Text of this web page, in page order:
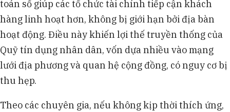
toán số giúp các tổ chức tài chính tiếp cận khách
hàng linh hoạt hơn, không bị giới hạn bởi địa bàn
hoạt động. Điều này khiến lợi thế truyền thống của
Quỹ tín dụng nhân dân, vốn dựa nhiều vào mạng
lưới địa phương và quan hệ cộng đồng, có nguy cơ bị
thu hẹp.
Theo các chuyên gia, nếu không kịp thời thích ứng,